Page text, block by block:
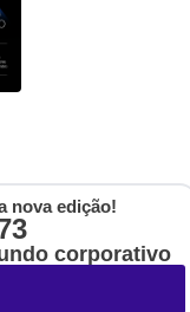
nova edição!
corporativo